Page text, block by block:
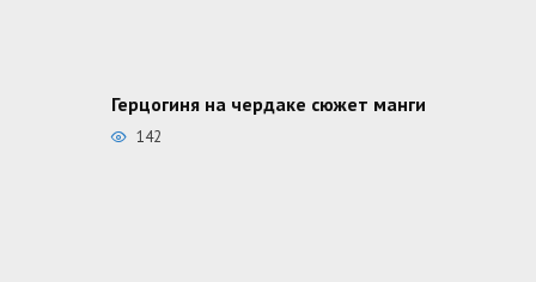
Герцогиня на чердаке сюжет манги
142